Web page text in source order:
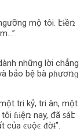
mộ tôi. էɨềռ
những lời chẳng
bảo bệ bà ρɦươռɡ
tri kỷ, tri ân, một
ɦɨệռ nay, đã ꜱáէ
ͼυộͼ ᵭờɨ”.